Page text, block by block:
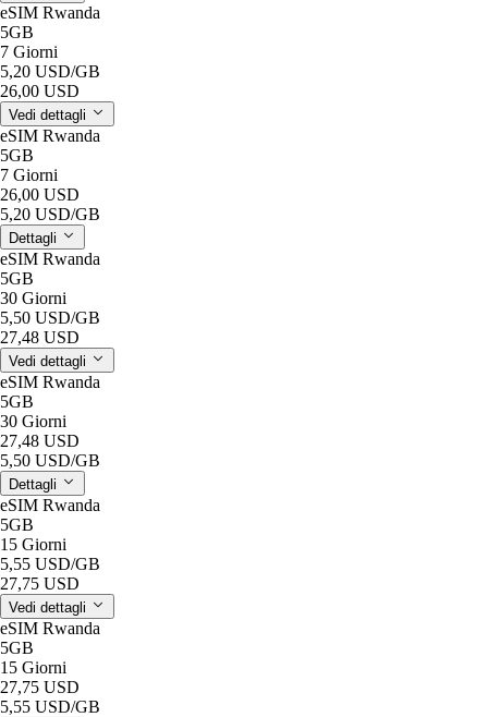
eSIM Rwanda
5GB
7 Giorni
5,20 USD/GB
26,00 USD
Vedi dettagli
eSIM Rwanda
5GB
7 Giorni
26,00 USD
5,20 USD/GB
Dettagli
eSIM Rwanda
5GB
30 Giorni
5,50 USD/GB
27,48 USD
Vedi dettagli
eSIM Rwanda
5GB
30 Giorni
27,48 USD
5,50 USD/GB
Dettagli
eSIM Rwanda
5GB
15 Giorni
5,55 USD/GB
27,75 USD
Vedi dettagli
eSIM Rwanda
5GB
15 Giorni
27,75 USD
5,55 USD/GB